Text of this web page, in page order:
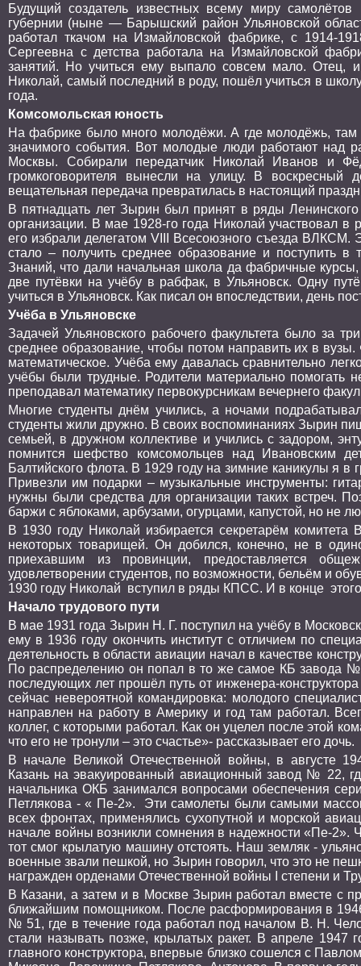
Будущий создатель известных всему миру
губернии (ныне — Барышский район Ульяновской
работал ткачом на Измайловской фабрике, с 1914-
Сергеевна с детства работала на Измайловской
занятий. Но учиться ему выпало совсем мало. Отец,
Николай, самый последний в роду, пошёл учиться в
года.
Комсомольская юность
На фабрике было много молодёжи. А где молодёжь, там
значимого события. Вот молодые люди работают над
Москвы. Собирали передатчик Николай Иванов и
громкоговорителя вынесли на улицу. В
вещательная передача превратилась в настоящий
В пятнадцать лет Зырин был принят в ряды
организации. В мае 1928-го года Николай участвовал в
его избрали делегатом VIII Всесоюзного съезда ВЛКСМ.
стало – получить среднее образование и поступить
Знаний, что дали начальная школа да фабричные
две путёвки на учёбу в рабфак, в Ульяновск. Одну
учиться в Ульяновск. Как писал он впоследствии, день
Учёба в Ульяновске
Задачей Ульяновского рабочего факультета было за
среднее образование, чтобы потом направить их в
математическое. Учёба ему давалась сравнительно
учёбы были трудные. Родители материально помогать
преподавал математику первокурсникам вечернего
Многие студенты днём учились, а ночами
студенты жили дружно. В своих воспоминаниях Зырин
семьей, в дружном коллективе и учились с задором,
помнится шефство комсомольцев над Ивановским
Балтийского флота. В 1929 году на зимние каникулы я
Привезли им подарки – музыкальные инструменты:
нужны были средства для организации таких встреч.
баржи с яблоками, арбузами, огурцами, капустой, но не
В 1930 году Николай избирается секретарём
некоторых товарищей. Он добился, конечно, не в
приехавшим из провинции, предоставляется
удовлетворении студентов, по возможности, бельём и
1930 году Николай вступил в ряды КПСС. И в конце
Начало трудового пути
В мае 1931 года Зырин Н. Г. поступил на учёбу в
ему в 1936 году окончить институт с отличием по
деятельность в области авиации начал в качестве
По распределению он попал в то же самое КБ завода
последующих лет прошёл путь от инженера-
сейчас невероятной командировка: молодого
направлен на работу в Америку и год там работал.
коллег, с которыми работал. Как он уцелел после этой
что его не тронули – это счастье»- рассказывает его дочь.
В начале Великой Отечественной войны, в августе
Казань на эвакуированный авиационный завод № 22,
начальника ОКБ занимался вопросами обеспечения
Петлякова - « Пе-2». Эти самолеты были самыми
всех фронтах, применялись сухопутной и морской
начале войны возникли сомнения в надежности «Пе-2».
тот смог крылатую машину отстоять. Наш земляк -
военные звали пешкой, но Зырин говорил, что это не
награжден орденами Отечественной войны I степени и
В Казани, а затем и в Москве Зырин работал вместе с
ближайшим помощником. После расформирования в
№ 51, где в течение года работал под началом В. Н.
стали называть позже, крылатых ракет. В апреле
главного конструктора, впервые близко сошелся с